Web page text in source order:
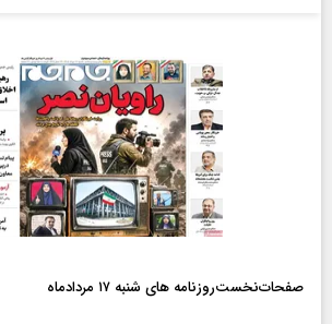
صفحات‌نخست‌روزنامه ها‌ی شنبه ۱۷ مردادماه